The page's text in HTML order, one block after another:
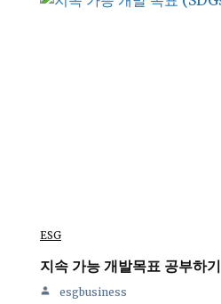
ESG
지속 가능 개발목표 공부하기
esgbusiness